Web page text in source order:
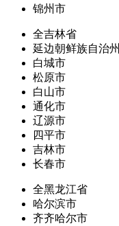
锦州市
全吉林省
延边朝鲜族自治州
白城市
松原市
白山市
通化市
辽源市
四平市
吉林市
长春市
全黑龙江省
哈尔滨市
齐齐哈尔市